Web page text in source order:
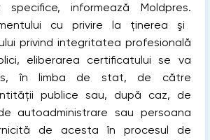
informează Moldpres.
cu privire la ţinerea şi
privind integritatea profesională
eliberarea certificatului se va
în limba de stat, de către
publice sau, după caz, de
autoadministrare sau persoana
de acesta în procesul de